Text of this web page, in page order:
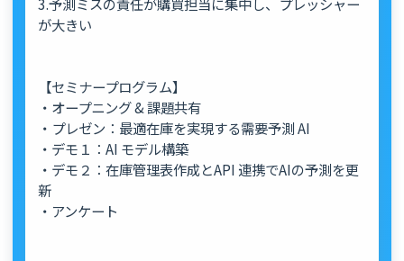
が大きい
【セミナープログラム】
・オープニング & 課題共有
・プレゼン：最適在庫を実現する需要予測 AI
・デモ１：AI モデル構築
・デモ２：在庫管理表作成とAPI 連携でAIの予測を更
新
・アンケート